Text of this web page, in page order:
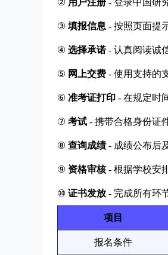
② 用户注册 - 登录中国研
③ 填报信息 - 按照页面提
④ 选择承诺- 认真阅读诚
⑤ 网上交费 - 使用支持的
⑥ 准考证打印 - 在规定时
⑦ 考试 - 携带合格身份证
⑧ 查询成绩- 成绩公布后
⑨ 资格审核- 根据学校安
⑩ 证书发放 - 完成所有环
项目
报名条件